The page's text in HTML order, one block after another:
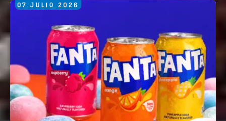
07 JULIO 2026